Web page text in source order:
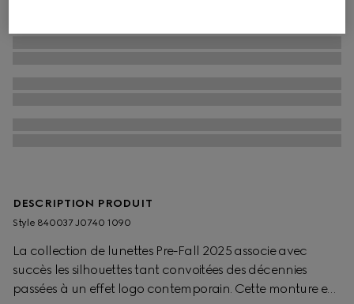
DESCRIPTION PRODUIT
Style ‎840037 J0740 1090
La collection de lunettes Pre-Fall 2025 associe avec
succès les silhouettes tant convoitées des décennies
passées à un effet logo contemporain. Cette monture en